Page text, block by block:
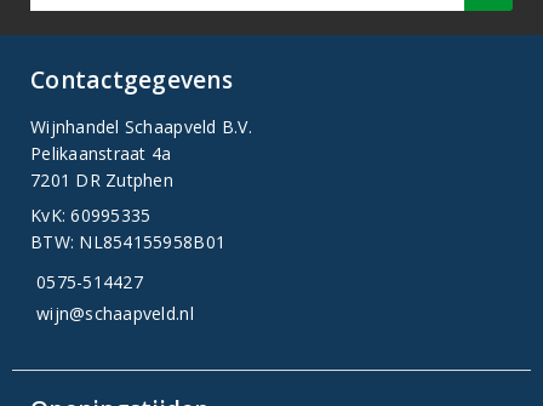
Contactgegevens
Wijnhandel Schaapveld B.V.
Pelikaanstraat 4a
7201 DR Zutphen
KvK: 60995335
BTW: NL854155958B01
0575-514427
wijn@schaapveld.nl